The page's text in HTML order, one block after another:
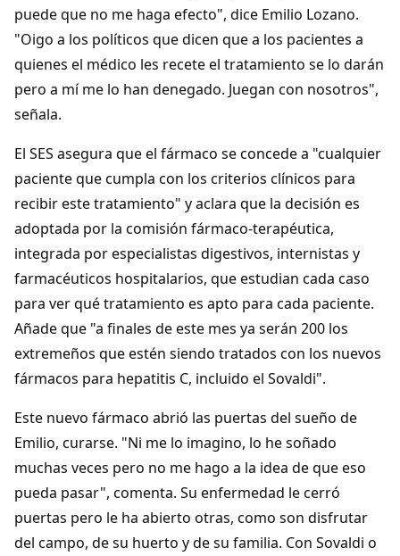
La palra
Modo oscuro
puede que no me haga efecto", dice Emilio Lozano.
"Oigo a los políticos que dicen que a los pacientes a
quienes el médico les recete el tratamiento se lo darán
pero a mí me lo han denegado. Juegan con nosotros",
señala.
El SES asegura que el fármaco se concede a "cualquier
paciente que cumpla con los criterios clínicos para
recibir este tratamiento" y aclara que la decisión es
adoptada por la comisión fármaco-terapéutica,
integrada por especialistas digestivos, internistas y
farmacéuticos hospitalarios, que estudian cada caso
para ver qué tratamiento es apto para cada paciente.
Añade que "a finales de este mes ya serán 200 los
extremeños que estén siendo tratados con los nuevos
fármacos para hepatitis C, incluido el Sovaldi".
Este nuevo fármaco abrió las puertas del sueño de
Emilio, curarse. "Ni me lo imagino, lo he soñado
muchas veces pero no me hago a la idea de que eso
pueda pasar", comenta. Su enfermedad le cerró
puertas pero le ha abierto otras, como son disfrutar
del campo, de su huerto y de su familia. Con Sovaldi o